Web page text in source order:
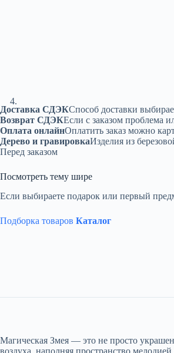
Доставка СДЭКСпособ доставки
Возврат СДЭКЕсли с заказом проблема
Оплата онлайнОплатить заказ можно
Дерево и гравировкаИзделия из
Перед заказом
Посмотреть тему шире
Если выбираете подарок или первый
Подборка товаров Каталог
Магическая Змея — это не просто
воздуха, наполняя пространство